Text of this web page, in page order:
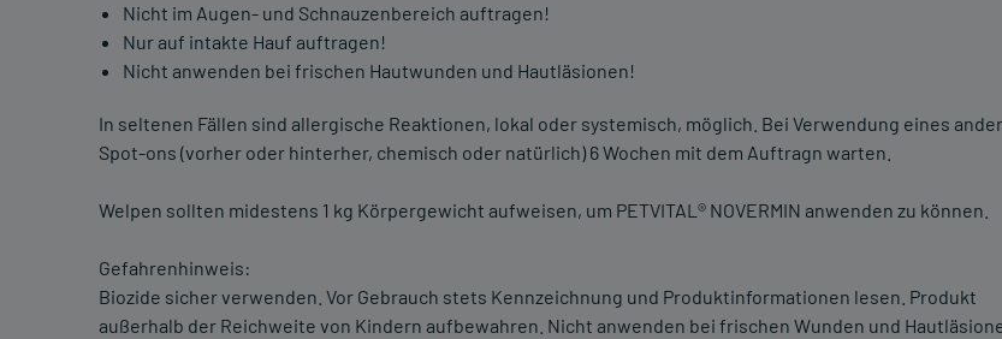
Nicht im Augen- und Schnauzenbereich auftragen!
Nur auf intakte Hauf auftragen!
Nicht anwenden bei frischen Hautwunden und Hautläsionen!
In seltenen Fällen sind allergische Reaktionen, lokal oder systemisch, möglich. Bei Verwendung eines
Spot-ons (vorher oder hinterher, chemisch oder natürlich) 6 Wochen mit dem Auftragn warten.
Welpen sollten midestens 1 kg Körpergewicht aufweisen, um PETVITAL® NOVERMIN anwenden zu können.
Gefahrenhinweis:
Biozide sicher verwenden. Vor Gebrauch stets Kennzeichnung und Produktinformationen lesen. Produkt
außerhalb der Reichweite von Kindern aufbewahren. Nicht anwenden bei frischen Wunden und